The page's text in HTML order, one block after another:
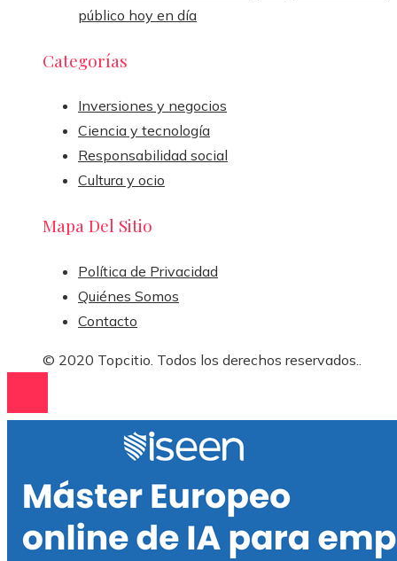
público hoy en día
Categorías
Inversiones y negocios
Ciencia y tecnología
Responsabilidad social
Cultura y ocio
Mapa Del Sitio
Política de Privacidad
Quiénes Somos
Contacto
© 2020 Topcitio. Todos los derechos reservados..